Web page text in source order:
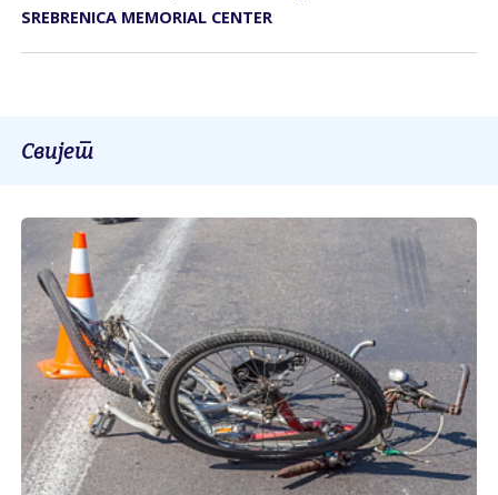
SREBRENICA MEMORIAL CENTER
Свијет